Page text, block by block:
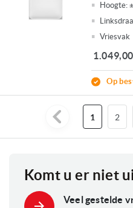
Hoogte:
Vriesvak
1.049,00
Op
lees
1 Pagina
2
Komt u er niet
Veel gestelde